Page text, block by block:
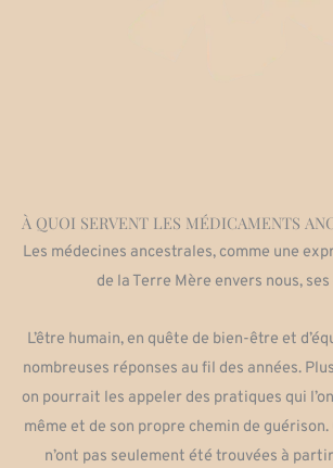
À QUOI SERVENT LES MÉDICAMENTS
Les médecines ancestrales, comme une
de la Terre Mère envers nous,
L’être humain, en quête de bien-être et
nombreuses réponses au fil des années.
on pourrait les appeler des pratiques qui
même et de son propre chemin de guérison.
n’ont pas seulement été trouvées à